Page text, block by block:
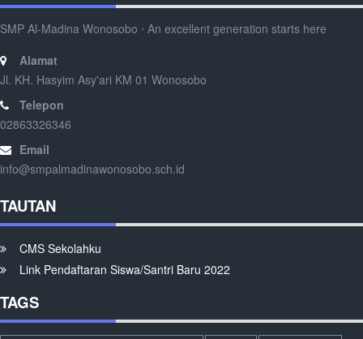
SMP Al-Madina Wonosobo ⋅ An excellent generation starts here
Alamat
Jl. KH. Hasyim Asy'ari KM 01 Wonosobo
Telepon
02863326346
Email
info@smpalmadinawonosobo.sch.id
TAUTAN
CMS Sekolahku
Link Pendaftaran Siswa/Santri Baru 2022
TAGS